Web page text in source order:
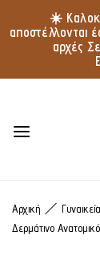
☀️
αποστέλλονται
αρχές
Αρχική Γυναικεία
Δερμάτινο